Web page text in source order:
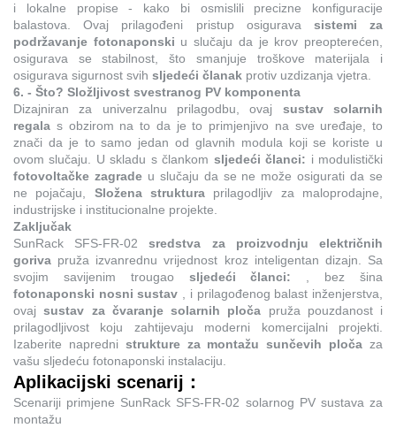
i lokalne propise - kako bi osmislili precizne konfiguracije
balastova. Ovaj prilagođeni pristup osigurava sistemi za
podržavanje fotonaponski u slučaju da je krov preopterećen,
osigurava se stabilnost, što smanjuje troškove materijala i
osigurava sigurnost svih sljedeći članak protiv uzdizanja vjetra.
6. - Što? Složljivost svestranog PV komponenta
Dizajniran za univerzalnu prilagodbu, ovaj sustav solarnih
regala s obzirom na to da je to primjenjivo na sve uređaje, to
znači da je to samo jedan od glavnih modula koji se koriste u
ovom slučaju. U skladu s člankom sljedeći članci: i modulistički
fotovoltačke zagrade u slučaju da se ne može osigurati da se
ne pojačaju, Složena struktura prilagodljiv za maloprodajne,
industrijske i institucionalne projekte.
Zaključak
SunRack SFS-FR-02sredstva za proizvodnju električnih
goriva pruža izvanrednu vrijednost kroz inteligentan dizajn. Sa
svojim savijenim trougao sljedeći članci: , bez šina
fotonaponski nosni sustav , i prilagođenog balast inženjerstva,
ovajsustav za čvaranje solarnih ploča pruža pouzdanost i
prilagodljivost koju zahtijevaju moderni komercijalni projekti.
Izaberite napredni strukture za montažu sunčevih pločaza
vašu sljedeću fotonaponski instalaciju.
Aplikacijski scenarij：
Scenariji primjene SunRack SFS-FR-02 solarnog PV sustava za
montažu